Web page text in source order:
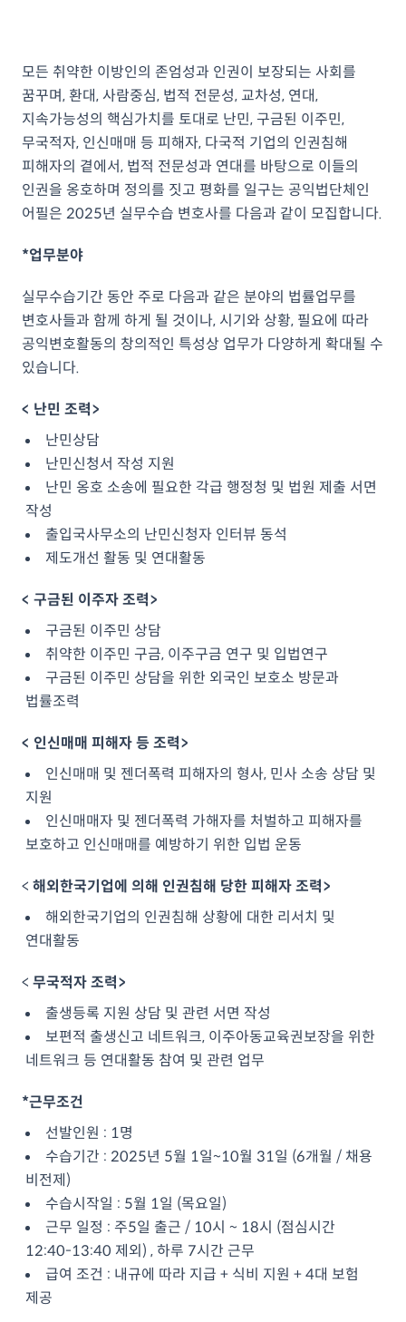
모든 취약한 이방인의 존엄성과 인권이 보장되는 사회를
꿈꾸며, 환대, 사람중심, 법적 전문성, 교차성, 연대,
지속가능성의 핵심가치를 토대로 난민, 구금된 이주민,
무국적자, 인신매매 등 피해자, 다국적 기업의 인권침해
피해자의 곁에서, 법적 전문성과 연대를 바탕으로 이들의
인권을 옹호하며 정의를 짓고 평화를 일구는 공익법단체인
어필은 2025년 실무수습 변호사를 다음과 같이 모집합니다.
*업무분야
실무수습기간 동안 주로 다음과 같은 분야의 법률업무를
변호사들과 함께 하게 될 것이나, 시기와 상황, 필요에 따라
공익변호활동의 창의적인 특성상 업무가 다양하게 확대될 수
있습니다.
< 난민 조력>
난민상담
난민신청서 작성 지원
난민 옹호 소송에 필요한 각급 행정청 및 법원 제출 서면
작성
출입국사무소의 난민신청자 인터뷰 동석
제도개선 활동 및 연대활동
< 구금된 이주자 조력>
구금된 이주민 상담
취약한 이주민 구금, 이주구금 연구 및 입법연구
구금된 이주민 상담을 위한 외국인 보호소 방문과
법률조력
< 인신매매 피해자 등 조력>
인신매매 및 젠더폭력 피해자의 형사, 민사 소송 상담 및
지원
인신매매자 및 젠더폭력 가해자를 처벌하고 피해자를
보호하고 인신매매를 예방하기 위한 입법 운동
< 해외한국기업에 의해 인권침해 당한 피해자 조력>
해외한국기업의 인권침해 상황에 대한 리서치 및
연대활동
< 무국적자 조력>
출생등록 지원 상담 및 관련 서면 작성
보편적 출생신고 네트워크, 이주아동교육권보장을 위한
네트워크 등 연대활동 참여 및 관련 업무
*근무조건
선발인원 : 1명
수습기간 : 2025년 5월 1일~10월 31일 (6개월 / 채용
비전제)
수습시작일 : 5월 1일 (목요일)
근무 일정 : 주5일 출근 / 10시 ~ 18시 (점심시간
12:40-13:40 제외) , 하루 7시간 근무
급여 조건 : 내규에 따라 지급 + 식비 지원 + 4대 보험
제공